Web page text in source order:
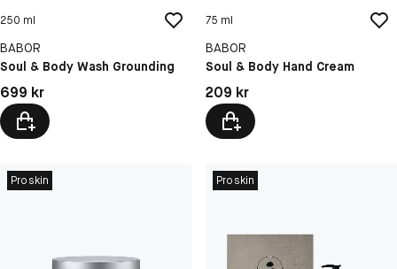
250 ml
BABOR
Soul & Body Wash Grounding
Pris: 699 kr
699 kr
75 ml
BABOR
Soul & Body Hand Cream
Pris: 209 kr
209 kr
Proskin Proskin